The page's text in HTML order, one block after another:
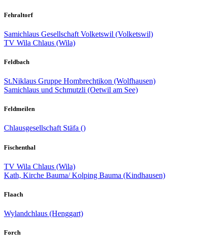
Fehraltorf
Samichlaus Gesellschaft Volketswil (Volketswil)
TV Wila Chlaus (Wila)
Feldbach
St.Niklaus Gruppe Hombrechtikon (Wolfhausen)
Samichlaus und Schmutzli (Oetwil am See)
Feldmeilen
Chlausgesellschaft Stäfa ()
Fischenthal
TV Wila Chlaus (Wila)
Kath, Kirche Bauma/ Kolping Bauma (Kindhausen)
Flaach
Wylandchlaus (Henggart)
Forch